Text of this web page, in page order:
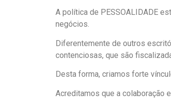
A política de PESSOALIDADE
negócios.
Diferentemente de outros
contenciosas, que são
Desta forma, criamos forte
Acreditamos que a colaboração